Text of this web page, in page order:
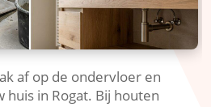
af op de ondervloer en
in Rogat. Bij houten